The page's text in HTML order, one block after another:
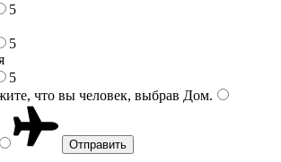
5
5
5
что вы человек, выбрав Дом.